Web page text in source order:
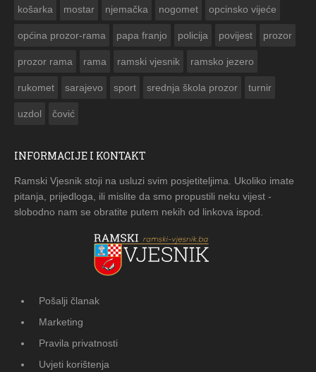
košarka mostar njemačka nogomet opcinsko vijeće
općina prozor-rama papa franjo policija povijest prozor
prozor rama rama ramski vjesnik ramsko jezero
rukomet sarajevo sport srednja škola prozor turnir
uzdol čović
INFORMACIJE I KONTAKT
Ramski Vjesnik stoji na usluzi svim posjetiteljima. Ukoliko imate
pitanja, prijedloga, ili mislite da smo propustili neku vijest -
slobodno nam se obratite putem nekih od linkova ispod.
Pošalji članak
Marketing
Pravila privatnosti
Uvjeti korištenja